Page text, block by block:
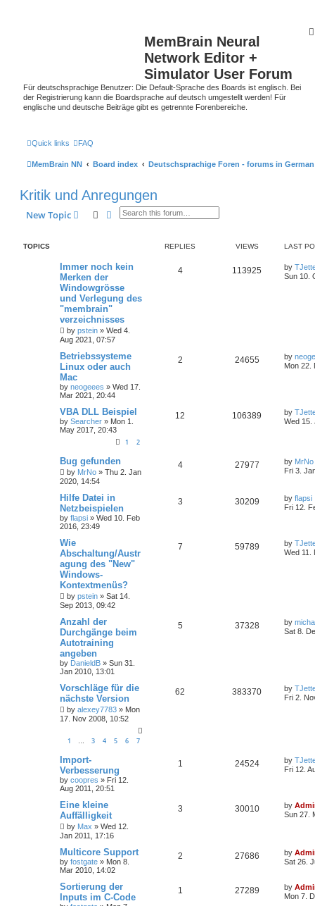
MemBrain Neural
Network Editor +
Simulator User Forum
Für deutschsprachige Benutzer: Die Default-Sprache des Boards ist englisch. Bei
der Registrierung kann die Boardsprache auf deutsch umgestellt werden! Für
englische und deutsche Beiträge gibt es getrennte Forenbereiche.
Quick links FAQ
MemBrain NN Board index Deutschsprachige Foren - forums in German
Kritik und Anregungen
New Topic SearchAdvanced search
TOPICS REPLIES VIEWS LAST
Immer noch kein
Merken der
Windowgrösse
und Verlegung des
"membrain"
verzeichnisses
by pstein » Wed 4.
Aug 2021, 07:57
4 113925 by
Sun 10.
Betriebssysteme
Linux oder auch
Mac
by neogeees » Wed 17.
Mar 2021, 20:44
2 24655 by
Mon 22.
VBA DLL Beispiel
by Searcher » Mon 1.
May 2017, 20:43
1 2
12 106389 by
Wed 15.
Bug gefunden
by MrNo » Thu 2. Jan
2020, 14:54
4 27977 by MrNo
Fri 3.
Hilfe Datei in
Netzbeispielen
by flapsi » Wed 10. Feb
2016, 23:49
3 30209 by flapsi
Fri 12.
Wie
Abschaltung/Austr
agung des "New"
Windows-
Kontextmenüs?
by pstein » Sat 14.
Sep 2013, 09:42
7 59789 by
Wed 11.
Anzahl der
Durchgänge beim
Autotraining
angeben
by DanieldB » Sun 31.
Jan 2010, 13:01
5 37328 by
Sat 8.
Vorschläge für die
nächste Version
by alexey7783 » Mon
17. Nov 2008, 10:52
1 … 3 4 5 6 7
62 383370 by
Fri 2.
Import-
Verbesserung
by coopres » Fri 12.
Aug 2011, 20:51
1 24524 by
Fri 12.
Eine kleine
Auffälligkeit
by Max » Wed 12.
Jan 2011, 17:16
3 30010 by
Sun 27.
Multicore Support
by fostgate » Mon 8.
Mar 2010, 14:02
2 27686 by
Sat 26.
Sortierung der
Inputs im C-Code
1 27289 by
Mon 7.